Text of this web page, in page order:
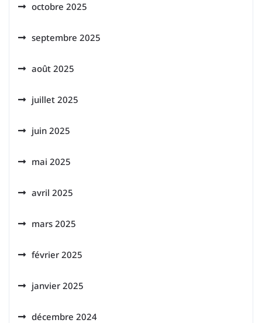
octobre 2025
septembre 2025
août 2025
juillet 2025
juin 2025
mai 2025
avril 2025
mars 2025
février 2025
janvier 2025
décembre 2024